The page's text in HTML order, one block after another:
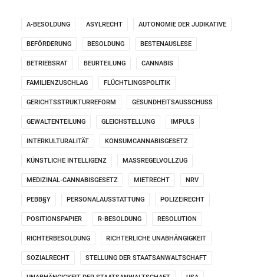
A-BESOLDUNG ASYLRECHT AUTONOMIE DER JUDIKATIVE
BEFÖRDERUNG BESOLDUNG BESTENAUSLESE
BETRIEBSRAT BEURTEILUNG CANNABIS
FAMILIENZUSCHLAG FLÜCHTLINGSPOLITIK
GERICHTSSTRUKTURREFORM GESUNDHEITSAUSSCHUSS
GEWALTENTEILUNG GLEICHSTELLUNG IMPULS
INTERKULTURALITÄT KONSUMCANNABISGESETZ
KÜNSTLICHE INTELLIGENZ MASSREGELVOLLZUG
MEDIZINAL-CANNABISGESETZ MIETRECHT NRV
PEBB§Y PERSONALAUSSTATTUNG POLIZEIRECHT
POSITIONSPAPIER R-BESOLDUNG RESOLUTION
RICHTERBESOLDUNG RICHTERLICHE UNABHÄNGIGKEIT
SOZIALRECHT STELLUNG DER STAATSANWALTSCHAFT